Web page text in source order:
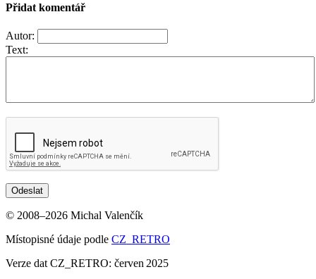
Přidat komentář
Autor:
Text:
Odeslat
© 2008–2026 Michal Valenčík
Místopisné údaje podle CZ_RETRO
Verze dat CZ_RETRO: červen 2025